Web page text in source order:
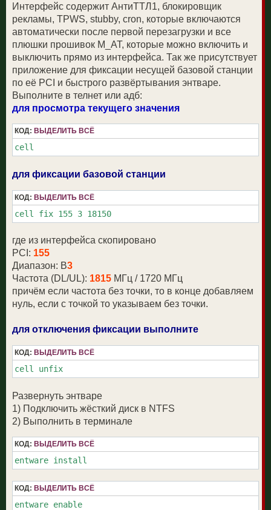
Интерфейс содержит АнтиТТЛ1, блокировщик
рекламы, TPWS, stubby, cron, которые включаются
автоматически после первой перезагрузки и все
плюшки прошивок M_AT, которые можно включить и
выключить прямо из интерфейса. Так же присутствует
приложение для фиксации несущей базовой станции
по её PCI и быстрого развёртывания энтваре.
Выполните в телнет или адб:
для просмотра текущего значения
КОД: ВЫДЕЛИТЬ ВСЁ
cell
для фиксации базовой станции
КОД: ВЫДЕЛИТЬ ВСЁ
cell fix 155 3 18150
где из интерфейса скопировано
PCI: 155
Диапазон: B3
Частота (DL/UL): 1815 МГц / 1720 МГц
причём если частота без точки, то в конце добавляем
нуль, если с точкой то указываем без точки.
для отключения фиксации выполните
КОД: ВЫДЕЛИТЬ ВСЁ
cell unfix
Развернуть энтваре
1) Подключить жёсткий диск в NTFS
2) Выполнить в терминале
КОД: ВЫДЕЛИТЬ ВСЁ
entware install
КОД: ВЫДЕЛИТЬ ВСЁ
entware enable